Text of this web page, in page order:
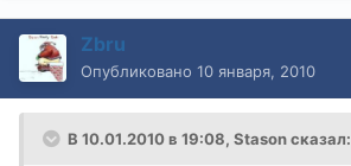
Zbru
Опубликовано 10 января, 2010
В 10.01.2010 в 19:08, Stason сказал: